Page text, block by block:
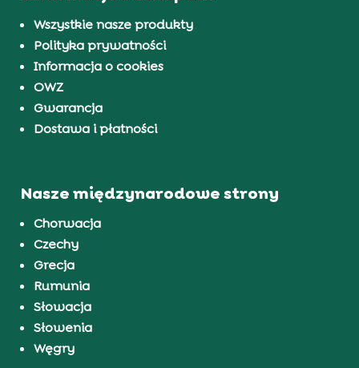
Wszystkie nasze produkty
Polityka prywatności
Informacja o cookies
OWZ
Gwarancja
Dostawa i płatności
Nasze międzynarodowe strony
Chorwacja
Czechy
Grecja
Rumunia
Słowacja
Słowenia
Węgry